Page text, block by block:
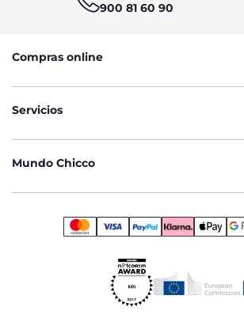
900 81 60 90
Compras online
Servicios
Mundo Chicco